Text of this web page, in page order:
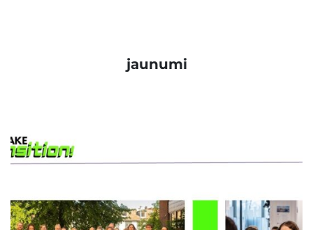
jaunumi